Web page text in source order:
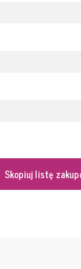
Skopiuj listę